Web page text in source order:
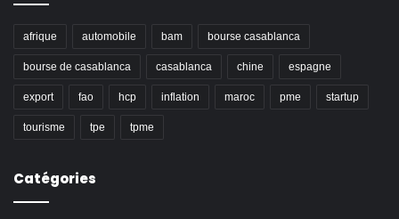
afrique automobile bam bourse casablanca
bourse de casablanca casablanca chine espagne
export fao hcp inflation maroc pme startup
tourisme tpe tpme
Catégories